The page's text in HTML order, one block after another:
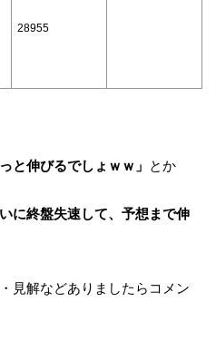
28955
と伸びるでしょｗｗ」 とか
に終盤失速して、予想まで伸
見解などありましたらコメン